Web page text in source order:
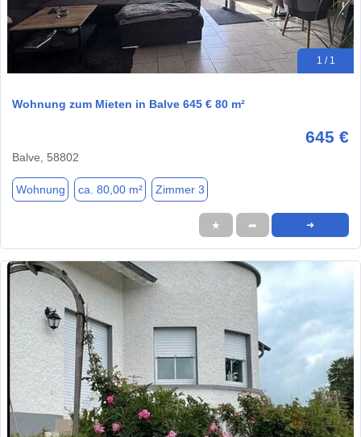
1 / 1
Wohnung zum Mieten in Balve 645 € 80 m²
645 €
Balve, 58802
Wohnung ca. 80,00 m² Zimmer 3
★ ➦ ➜